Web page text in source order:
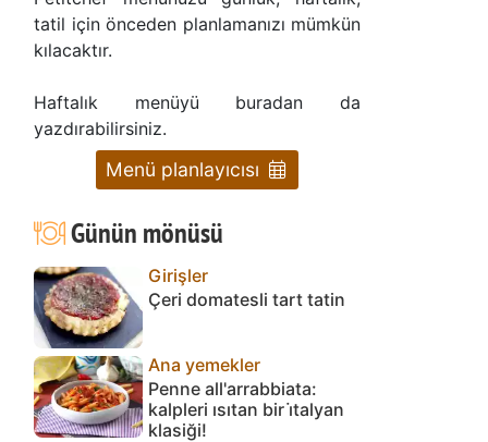
tatil için önceden planlamanızı mümkün
kılacaktır.
Haftalık menüyü buradan da
yazdırabilirsiniz.
Menü planlayıcısı
Günün mönüsü
Girişler
Çeri domatesli tart tatin
Ana yemekler
Penne all'arrabbiata:
kalpleri ısıtan bir i̇talyan
klasiği!